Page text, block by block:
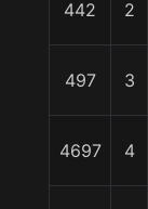
442 2
497 3
4697 4